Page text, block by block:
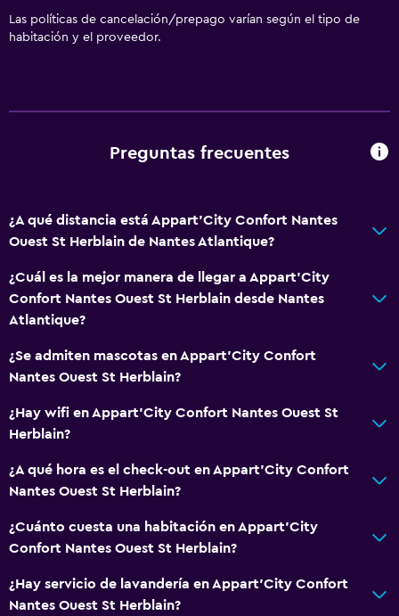
Las políticas de cancelación/prepago varían según el tipo de
habitación y el proveedor.
Preguntas frecuentes
¿A qué distancia está Appart'City Confort Nantes
Ouest St Herblain de Nantes Atlantique?
¿Cuál es la mejor manera de llegar a Appart'City
Confort Nantes Ouest St Herblain desde Nantes
Atlantique?
¿Se admiten mascotas en Appart'City Confort
Nantes Ouest St Herblain?
¿Hay wifi en Appart'City Confort Nantes Ouest St
Herblain?
¿A qué hora es el check-out en Appart'City Confort
Nantes Ouest St Herblain?
¿Cuánto cuesta una habitación en Appart'City
Confort Nantes Ouest St Herblain?
¿Hay servicio de lavandería en Appart'City Confort
Nantes Ouest St Herblain?